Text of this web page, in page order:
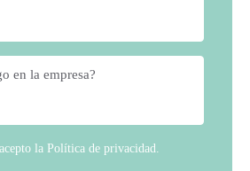
en la empresa?
la Política de privacidad